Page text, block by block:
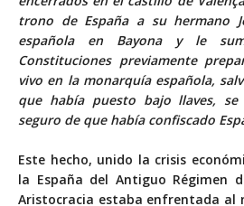
trono de España a su hermano
española en Bayona y le
Constituciones previamente
vivo en la monarquía española,
que había puesto bajo llaves,
seguro de que había confiscado
Este hecho, unido la crisis
la España del Antiguo Régimen
Aristocracia estaba enfrentada al